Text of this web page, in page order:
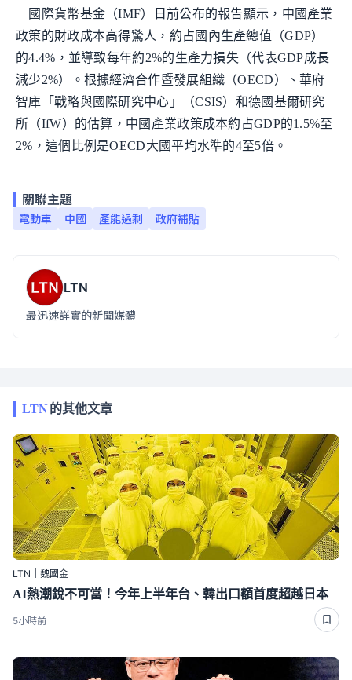
國際貨幣基金（IMF）日前公布的報告顯示，中國產業
政策的財政成本高得驚人，約占國內生產總值（GDP）
的4.4%，並導致每年約2%的生產力損失（代表GDP成長
減少2%）。根據經濟合作暨發展組織（OECD）、華府
智庫「戰略與國際研究中心」（CSIS）和德國基爾研究
所（IfW）的估算，中國產業政策成本約占GDP的1.5%至
2%，這個比例是OECD大國平均水準的4至5倍。
關聯主題
電動車 中國 產能過剩 政府補貼
LTN
最迅速詳實的新聞媒體
LTN 的其他文章
LTN｜魏國金
AI熱潮銳不可當！今年上半年台、韓出口額首度超越日本
5小時前